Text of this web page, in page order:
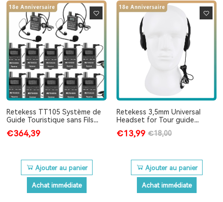
Retekess TT105 Système de
Guide Touristique sans Fils
l'Église
€364,39
Ajouter au panier
Achat immédiate
Retekess 3,5mm Universal
Headset for Tour guide
TT109, TT101, TT102
€13,99 €18,00
Ajouter au panier
Achat immédiate